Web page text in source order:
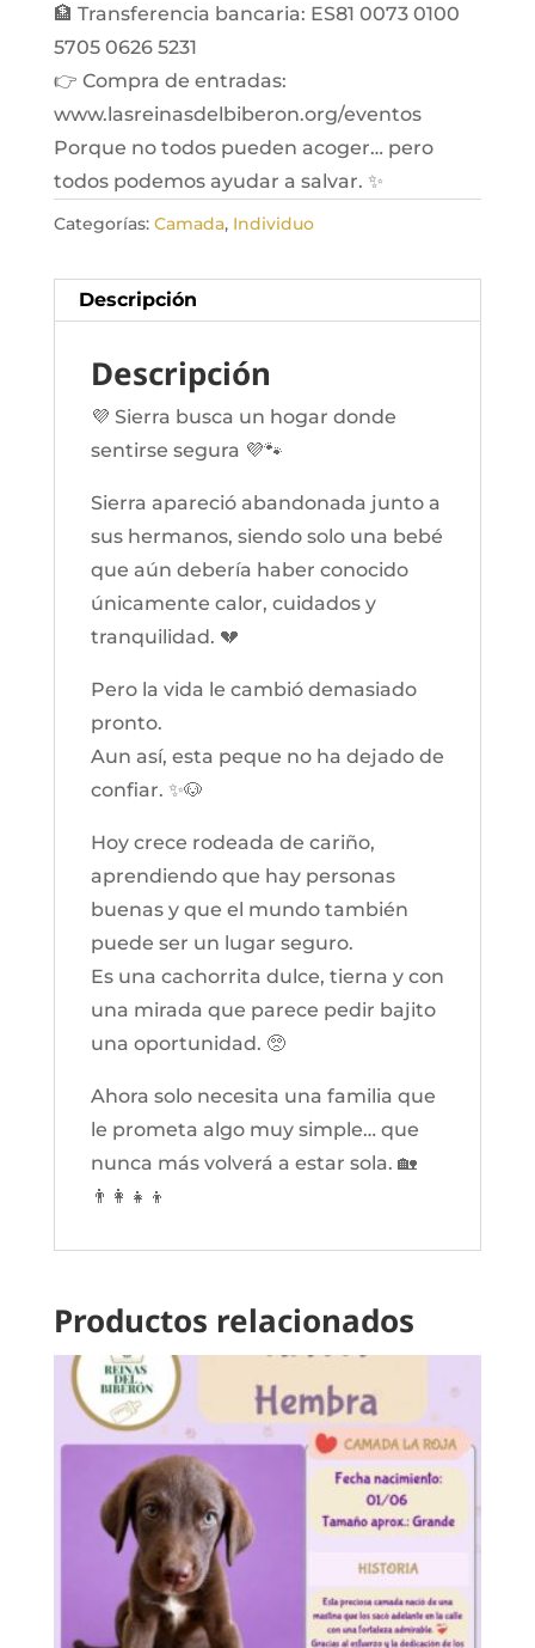
🏦 Transferencia bancaria: ES81 0073 0100
5705 0626 5231
👉 Compra de entradas:
www.lasreinasdelbiberon.org/eventos
Porque no todos pueden acoger… pero
todos podemos ayudar a salvar. ✨
Categorías: Camada, Individuo
Descripción
Descripción
💜 Sierra busca un hogar donde
sentirse segura 💜🐾
Sierra apareció abandonada junto a
sus hermanos, siendo solo una bebé
que aún debería haber conocido
únicamente calor, cuidados y
tranquilidad. 💔
Pero la vida le cambió demasiado
pronto.
Aun así, esta peque no ha dejado de
confiar. ✨🐶
Hoy crece rodeada de cariño,
aprendiendo que hay personas
buenas y que el mundo también
puede ser un lugar seguro.
Es una cachorrita dulce, tierna y con
una mirada que parece pedir bajito
una oportunidad. 🥺
Ahora solo necesita una familia que
le prometa algo muy simple… que
nunca más volverá a estar sola. 🏡
👨‍👩‍👧‍👦
Productos relacionados